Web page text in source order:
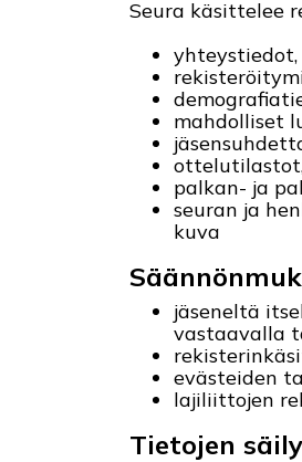
Seura käsittelee
yhteystiedot,
mahdolliset
palkan- ja
seuran ja
kuva
jäseneltä
vastaavalla
evästeiden
lajiliittojen
Tietojen